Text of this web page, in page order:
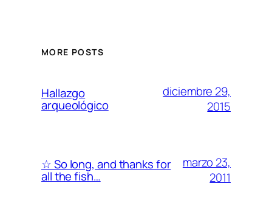
MORE POSTS
Hallazgo
arqueológico
diciembre 29,
2015
☆ So long, and thanks for
all the fish…
marzo 23,
2011